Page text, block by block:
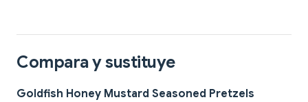
Compara y sustituye
Goldfish Honey Mustard Seasoned Pretzels